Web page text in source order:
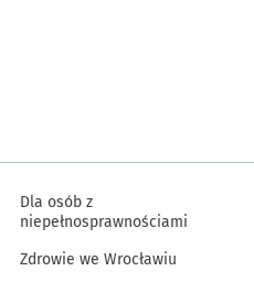
Dla osób z
niepełnosprawnościami
Zdrowie we Wrocławiu